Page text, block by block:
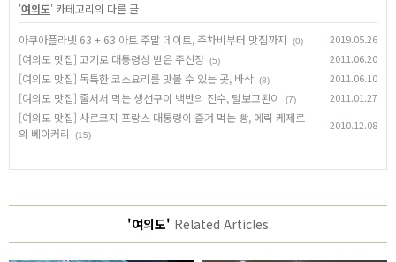
'여의도' 카테고리의 다른 글
아쿠아플라넷 63 + 63 아트 주말 데이트, 주차비부터 맛집까지 (0) 2019.05.26
[여의도 맛집] 고기로 대통령상 받은 주신정 (5) 2011.06.20
[여의도 맛집] 독특한 코스요리를 맛볼 수 있는 곳, 바삭 (8) 2011.06.10
[여의도 맛집] 줄서서 먹는 생선구이 백반의 진수, 털보고된이 (7) 2011.01.27
[여의도 맛집] 사르코지 프랑스 대통령이 즐겨 먹는 빵, 에릭 케제르
의 베이커리
(15)
2010.12.08
'여의도' Related Articles